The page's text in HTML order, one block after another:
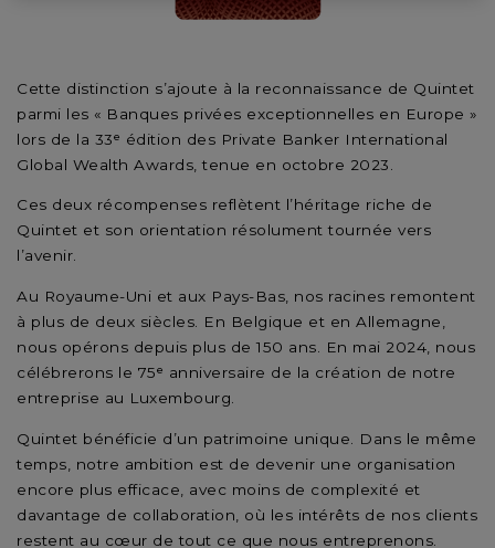
Cette distinction s’ajoute à la reconnaissance de Quintet
parmi les « Banques privées exceptionnelles en Europe »
lors de la 33ᵉ édition des Private Banker International
Global Wealth Awards, tenue en octobre 2023.
Ces deux récompenses reflètent l’héritage riche de
Quintet et son orientation résolument tournée vers
l’avenir.
Au Royaume-Uni et aux Pays-Bas, nos racines remontent
à plus de deux siècles. En Belgique et en Allemagne,
nous opérons depuis plus de 150 ans. En mai 2024, nous
célébrerons le 75ᵉ anniversaire de la création de notre
entreprise au Luxembourg.
Quintet bénéficie d’un patrimoine unique. Dans le même
temps, notre ambition est de devenir une organisation
encore plus efficace, avec moins de complexité et
davantage de collaboration, où les intérêts de nos clients
restent au cœur de tout ce que nous entreprenons.